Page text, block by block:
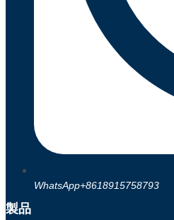
WhatsApp+8618915758793
製品